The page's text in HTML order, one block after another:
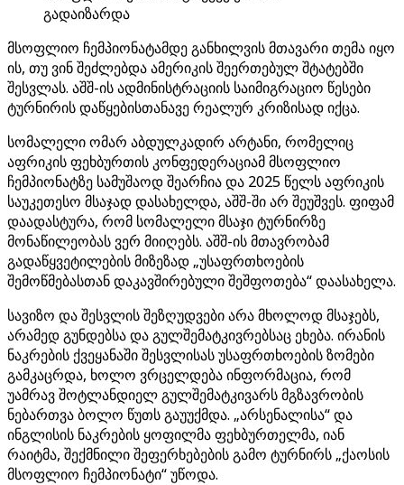
გადაიზარდა
მსოფლიო ჩემპიონატამდე განხილვის მთავარი თემა იყო
ის, თუ ვინ შეძლებდა ამერიკის შეერთებულ შტატებში
შესვლას. აშშ-ის ადმინისტრაციის საიმიგრაციო წესები
ტურნირის დაწყებისთანავე რეალურ კრიზისად იქცა.
სომალელი ომარ აბდულკადირ არტანი, რომელიც
აფრიკის ფეხბურთის კონფედერაციამ მსოფლიო
ჩემპიონატზე სამუშაოდ შეარჩია და 2025 წელს აფრიკის
საუკეთესო მსაჯად დასახელდა, აშშ-ში არ შეუშვეს. ფიფამ
დაადასტურა, რომ სომალელი მსაჯი ტურნირზე
მონაწილეობას ვერ მიიღებს. აშშ-ის მთავრობამ
გადაწყვეტილების მიზეზად „უსაფრთხოების
შემოწმებასთან დაკავშირებული შეშფოთება“ დაასახელა.
სავიზო და შესვლის შეზღუდვები არა მხოლოდ მსაჯებს,
არამედ გუნდებსა და გულშემატკივრებსაც ეხება. ირანის
ნაკრების ქვეყანაში შესვლისას უსაფრთხოების ზომები
გამკაცრდა, ხოლო ვრცელდება ინფორმაცია, რომ
უამრავ შოტლანდიელ გულშემატკივარს მგზავრობის
ნებართვა ბოლო წუთს გაუუქმდა. „არსენალისა“ და
ინგლისის ნაკრების ყოფილმა ფეხბურთელმა, იან
რაიტმა, შექმნილი შეფერხებების გამო ტურნირს „ქაოსის
მსოფლიო ჩემპიონატი“ უწოდა.